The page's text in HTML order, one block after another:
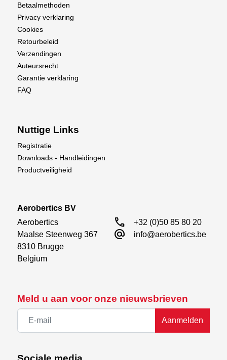
Meld u aan voor onze nieuwsbrieven
Aanmelden
Betaalmethoden
Privacy verklaring
Cookies
Retourbeleid
Verzendingen
Auteursrecht
Garantie verklaring
FAQ
Nuttige Links
Registratie
Downloads - Handleidingen
Productveiligheid
Aerobertics BV
Aerobertics
Maalse Steenweg 367
8310 Brugge
Belgium
call +32 (0)50 85 80 20
alternate_email info@aerobertics.be